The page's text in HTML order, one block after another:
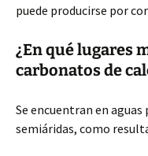
puede producirse por
¿En qué lugares
carbonatos de
Se encuentran en
semiáridas, como